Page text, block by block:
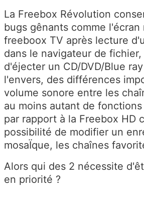
La Freebox Révolution
bugs gênants comme l'écran
freeboox TV après lecture
dans le navigateur de
d'éjecter un CD/DVD/Blue
l'envers, des différences
volume sonore entre les
au moins autant de
par rapport à la Freebox HD
possibilité de modifier un
mosaÏque, les chaînes
Alors qui des 2 nécessite
en priorité ?